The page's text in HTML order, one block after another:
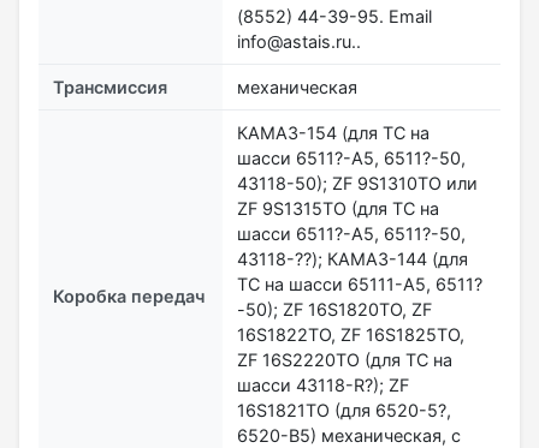
(8552) 44-39-95. Email
info@astais.ru..
Трансмиссия механическая
Коробка передач
КАМАЗ-154 (для ТС на
шасси 6511?-А5, 6511?-50,
43118-50); ZF 9S1310TO или
ZF 9S1315TO (для ТС на
шасси 6511?-А5, 6511?-50,
43118-??); КАМАЗ-144 (для
ТС на шасси 65111-А5, 6511?
-50); ZF 16S1820TO, ZF
16S1822TO, ZF 16S1825TO,
ZF 16S2220TO (для ТС на
шасси 43118-R?); ZF
16S1821TO (для 6520-5?,
6520-B5) механическая, с